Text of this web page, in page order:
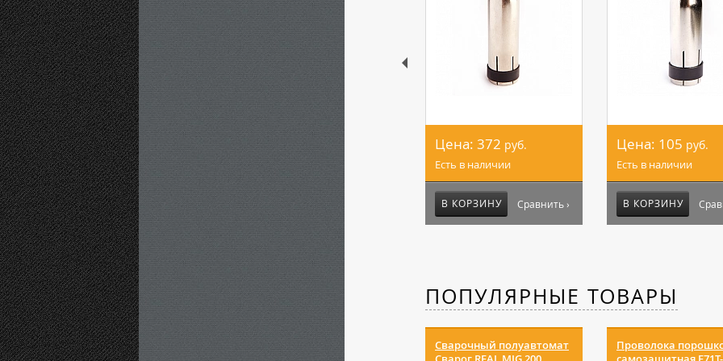
Цена: 372 руб.
Есть в наличии
В КОРЗИНУ Сравнить ›
Цена: 105 руб.
Есть в наличии
В КОРЗИНУ
ПОПУЛЯРНЫЕ ТОВАРЫ
Сварочный полуавтомат
Проволока